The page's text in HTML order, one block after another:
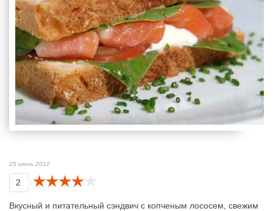
25 июнь 2012
2
Вкусный и питательный сэндвич с копченым лососем, свежим